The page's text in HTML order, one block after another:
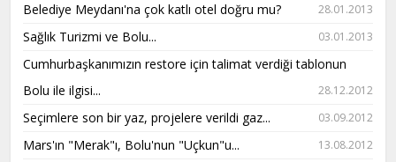
Belediye Meydanı'na çok katlı otel doğru mu? 28.01.2013
Sağlık Turizmi ve Bolu... 03.01.2013
Cumhurbaşkanımızın restore için talimat verdiği tablonun
Bolu ile ilgisi...
28.12.2012
Seçimlere son bir yaz, projelere verildi gaz... 03.09.2012
Mars'ın "Merak"ı, Bolu'nun "Uçkun"u... 13.08.2012